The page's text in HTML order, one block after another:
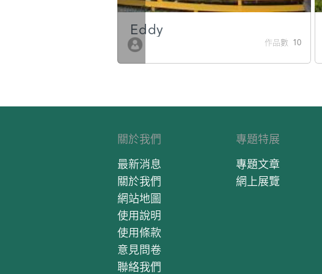
Eddy
作品數 10
關於我們
最新消息
關於我們
網站地圖
使用說明
使用條款
意見問卷
聯絡我們
專題特展
專題文章
網上展覽